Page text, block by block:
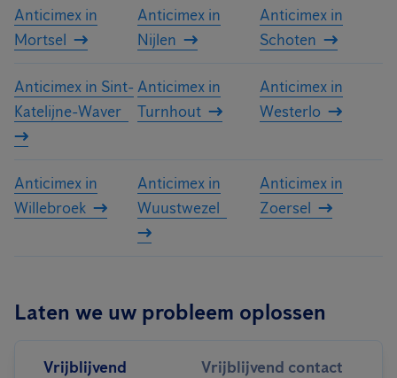
Anticimex in
Mortsel
Anticimex in
Nijlen
Anticimex in
Schoten
Anticimex in Sint-
Katelijne-Waver
Anticimex in
Turnhout
Anticimex in
Westerlo
Anticimex in
Willebroek
Anticimex in
Wuustwezel
Anticimex in
Zoersel
Laten we uw probleem oplossen
Vrijblijvend
Vrijblijvend contact